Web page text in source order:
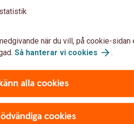
ska alltid
inte ska hänsyn
mindre
som
utgår
faktablad
har en
en räntefond,
när du vill, på cookie-sidan
Så hanterar vi cookies .
alla cookies
cookies